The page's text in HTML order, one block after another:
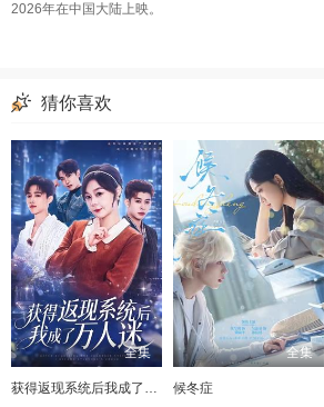
2026年在中国大陆上映。
猜你喜欢
全集
获得返现系统后我成了万人迷
全集
候冬症